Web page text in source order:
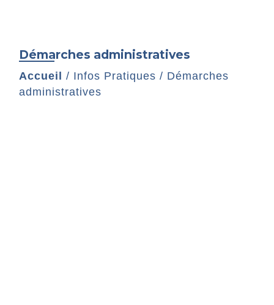
Démarches administratives
Accueil / Infos Pratiques / Démarches
administratives